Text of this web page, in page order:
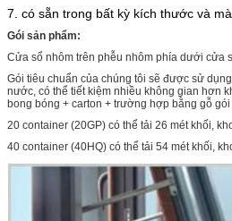
7. có sẵn trong bất kỳ kích thước và
Gói sản phẩm:
Cửa sổ nhôm trên phễu nhôm phía dưới cửa
Gói tiêu chuẩn của chúng tôi sẽ được sử
nước, có thể tiết kiệm nhiều không gian hơn
bong bóng + carton + trường hợp bằng gỗ
20 container (20GP) có thể tải 26 mét khối,
40 container (40HQ) có thể tải 54 mét khối,